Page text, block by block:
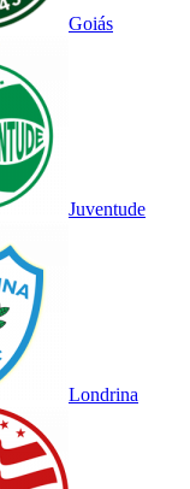
Goiás
Juventude
Londrina